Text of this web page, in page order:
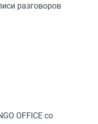
разговоров
OFFICE со